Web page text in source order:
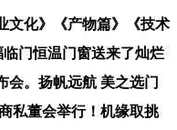
化》《产物篇》《技术
门恒温门窗送来了灿烂
会。扬帆远航 美之选门
私董会举行！机缘取挑